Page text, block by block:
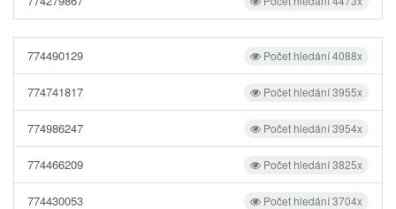
Počet hledání 4088x
774490129
Počet hledání 3955x
774741817
Počet hledání 3954x
774986247
Počet hledání 3825x
774466209
Počet hledání 3704x
774430053